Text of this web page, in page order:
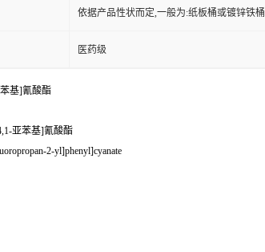
依据产品性状而定,一般为:纸板桶或镀锌铁桶
医药级
基]氰酸酯
亚苯基]氰酸酯
2-yl]phenyl]cyanate